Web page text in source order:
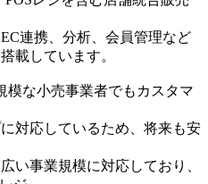
連携、分析、会員管理など
載しています。
模な小売事業者でもカスタマ
対応しているため、将来も安
い事業規模に対応しており、